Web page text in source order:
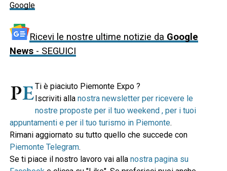
Google
Ricevi le nostre ultime notizie da Google
News- SEGUICI
Ti è piaciuto Piemonte Expo ?
Iscriviti alla nostra newsletter per ricevere le
nostre proposte per il tuo weekend , per i tuoi
appuntamenti e per il tuo turismo in Piemonte.
Rimani aggiornato su tutto quello che succede con
Piemonte Telegram.
Se ti piace il nostro lavoro vai alla nostra pagina su